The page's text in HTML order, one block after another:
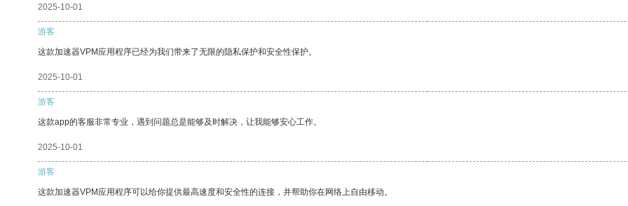
2025-10-01
游客
这款加速器VPM应用程序已经为我们带来了无限的隐私保护和安全性保护。
2025-10-01
游客
这款app的客服非常专业，遇到问题总是能够及时解决，让我能够安心工作。
2025-10-01
游客
这款加速器VPM应用程序可以给你提供最高速度和安全性的连接，并帮助你在网络上自由移动。